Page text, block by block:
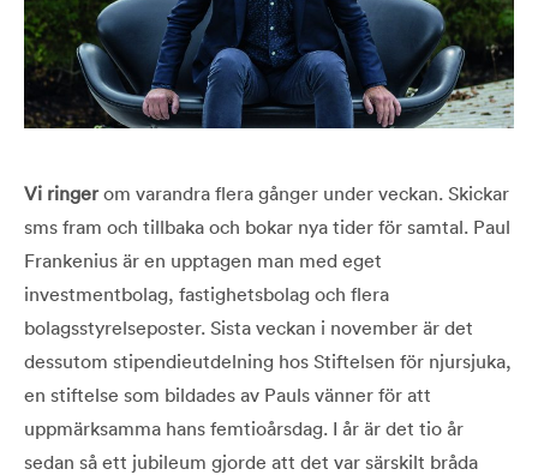
Vi ringerom varandra flera gånger under veckan. Skickar
sms fram och tillbaka och bokar nya tider för samtal. Paul
Frankenius är en upptagen man med eget
investmentbolag, fastighetsbolag och flera
bolagsstyrelseposter. Sista veckan i november är det
dessutom stipendieutdelning hos Stiftelsen för njursjuka,
en stiftelse som bildades av Pauls vänner för att
uppmärksamma hans femtioårsdag. I år är det tio år
sedan så ett jubileum gjorde att det var särskilt bråda